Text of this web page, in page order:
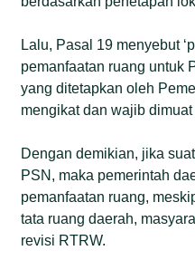
Lalu, Pasal 19 menyebut
pemanfaatan ruang untuk
yang ditetapkan oleh
mengikat dan wajib
Dengan demikian, jika
PSN, maka pemerintah
pemanfaatan ruang,
tata ruang daerah,
revisi RTRW.